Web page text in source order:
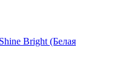
Bright (Белая